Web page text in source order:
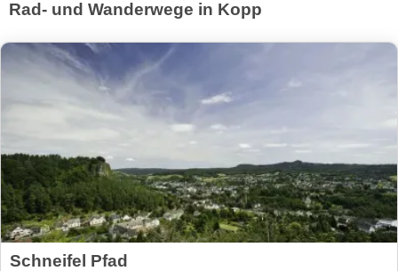
Rad- und Wanderwege in Kopp
Schneifel Pfad